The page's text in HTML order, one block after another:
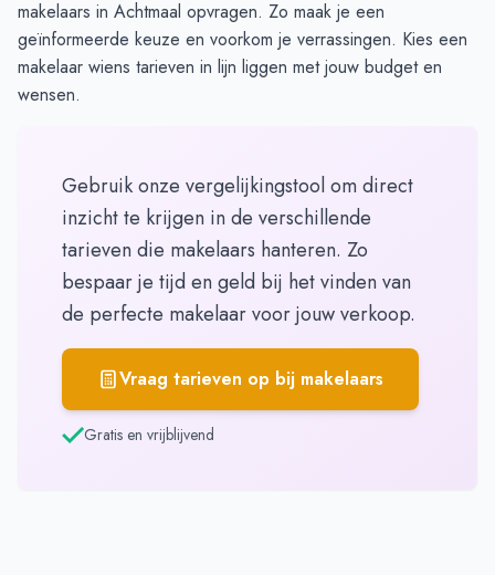
makelaars in Achtmaal opvragen. Zo maak je een
geïnformeerde keuze en voorkom je verrassingen. Kies een
makelaar wiens tarieven in lijn liggen met jouw budget en
wensen.
Gebruik onze vergelijkingstool om direct
inzicht te krijgen in de verschillende
tarieven die makelaars hanteren. Zo
bespaar je tijd en geld bij het vinden van
de perfecte makelaar voor jouw verkoop.
Vraag tarieven op bij makelaars
Gratis en vrijblijvend